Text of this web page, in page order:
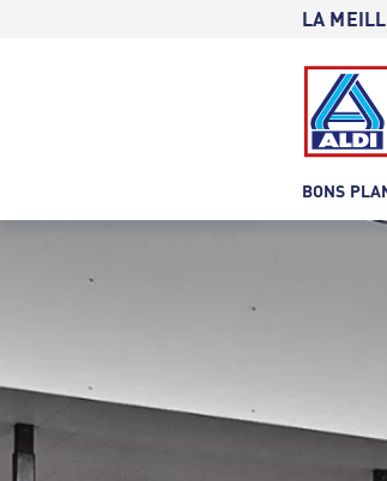
LA
BONS